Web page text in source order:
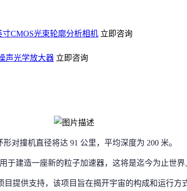
寸CMOS光束轮廓分析相机 立即咨询
声光学放大器 立即咨询
形对撞机直径将达 91 公里，平均深度为 200 米。
于建造一座新的粒子加速器，这将是迄今为止世
提供支持，该项目旨在揭开宇宙的构成和运行方